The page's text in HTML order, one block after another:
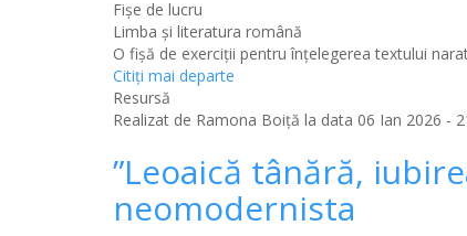
Fișe de lucru
Limba şi literatura română
O fişă de exerciţii pentru înţelegerea textului
Citiţi mai departe
Resursă
Realizat de Ramona Boiță la data 06 Ian 2026 -
”Leoaică tânără,
neomodernista